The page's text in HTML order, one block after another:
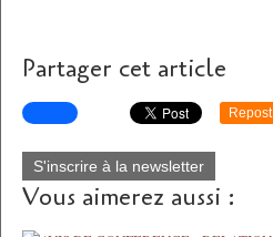
Partager cet article
Repost
S'inscrire à la newsletter
Vous aimerez aussi :